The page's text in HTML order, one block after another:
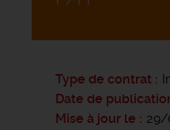
Type de contrat
Date de
Mise à jour le
29/